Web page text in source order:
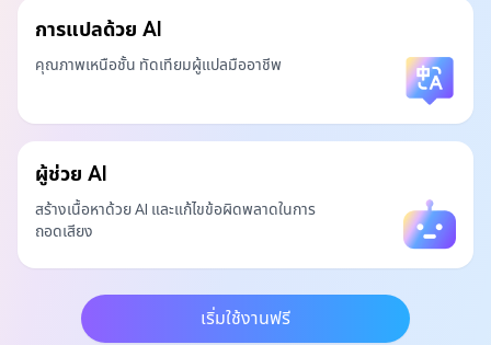
การแปลด้วย AI
คุณภาพเหนือชั้น ทัดเทียมผู้แปลมืออาชีพ
ผู้ช่วย AI
สร้างเนื้อหาด้วย AI และแก้ไขข้อผิดพลาดในการ
ถอดเสียง
เริ่มใช้งานฟรี